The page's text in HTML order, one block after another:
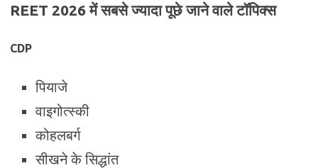
REET 2026 में सबसे ज्यादा पूछे जाने वाले टॉपिक्स
CDP
पियाजे
वाइगोत्स्की
कोहलबर्ग
सीखने के सिद्धांत